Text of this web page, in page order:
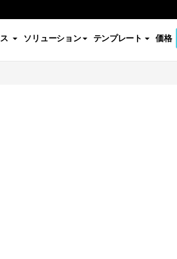
ソリューション テンプレート 価格